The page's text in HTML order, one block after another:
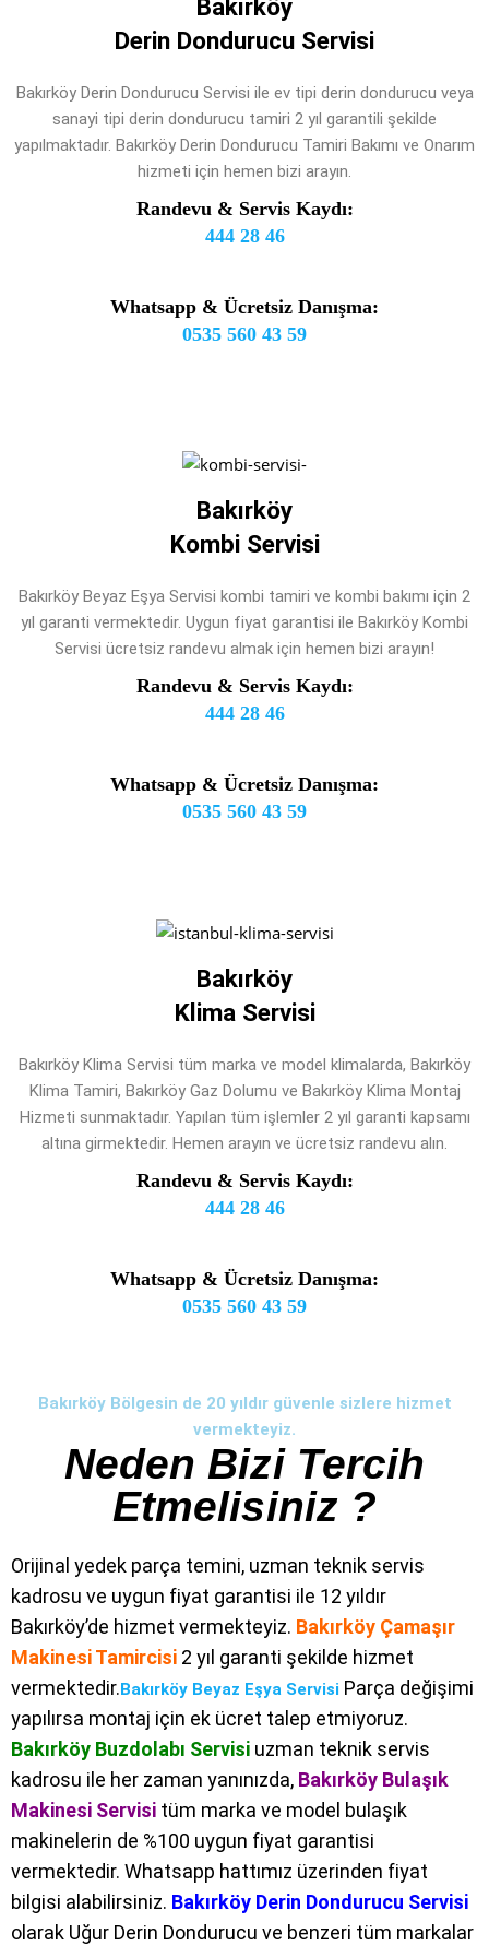
Bakırköy
Derin Dondurucu Servisi
Bakırköy Derin Dondurucu Servisi ile ev tipi derin dondurucu veya
sanayi tipi derin dondurucu tamiri 2 yıl garantili şekilde
yapılmaktadır. Bakırköy Derin Dondurucu Tamiri Bakımı ve Onarım
hizmeti için hemen bizi arayın.
Randevu & Servis Kaydı:
444 28 46
Whatsapp & Ücretsiz Danışma:
0535 560 43 59
Bakırköy
Kombi Servisi
Bakırköy Beyaz Eşya Servisi kombi tamiri ve kombi bakımı için 2
yıl garanti vermektedir. Uygun fiyat garantisi ile Bakırköy Kombi
Servisi ücretsiz randevu almak için hemen bizi arayın!
Randevu & Servis Kaydı:
444 28 46
Whatsapp & Ücretsiz Danışma:
0535 560 43 59
Bakırköy
Klima Servisi
Bakırköy Klima Servisi tüm marka ve model klimalarda, Bakırköy
Klima Tamiri, Bakırköy Gaz Dolumu ve Bakırköy Klima Montaj
Hizmeti sunmaktadır. Yapılan tüm işlemler 2 yıl garanti kapsamı
altına girmektedir. Hemen arayın ve ücretsiz randevu alın.
Randevu & Servis Kaydı:
444 28 46
Whatsapp & Ücretsiz Danışma:
0535 560 43 59
Bakırköy Bölgesin de 20 yıldır güvenle sizlere hizmet
vermekteyiz.
Neden Bizi Tercih
Etmelisiniz ?
Orijinal yedek parça temini, uzman teknik servis
kadrosu ve uygun fiyat garantisi ile 12 yıldır
Bakırköy’de hizmet vermekteyiz. Bakırköy Çamaşır
Makinesi Tamircisi 2 yıl garanti şekilde hizmet
vermektedir. Bakırköy Beyaz Eşya Servisi Parça değişimi
yapılırsa montaj için ek ücret talep etmiyoruz.
Bakırköy Buzdolabı Servisi uzman teknik servis
kadrosu ile her zaman yanınızda, Bakırköy Bulaşık
Makinesi Servisi tüm marka ve model bulaşık
makinelerin de %100 uygun fiyat garantisi
vermektedir. Whatsapp hattımız üzerinden fiyat
bilgisi alabilirsiniz. Bakırköy Derin Dondurucu Servisi
olarak Uğur Derin Dondurucu ve benzeri tüm markalar